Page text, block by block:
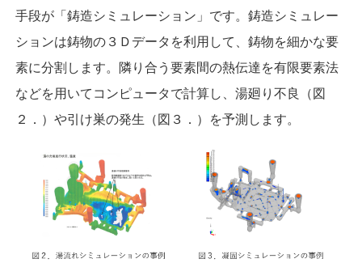
手段が「鋳造シミュレーション」です。鋳造シミュレー
ションは鋳物の３Ｄデータを利用して、鋳物を細かな要
素に分割します。隣り合う要素間の熱伝達を有限要素法
などを用いてコンピュータで計算し、湯廻り不良（図
２．）や引け巣の発生（図３．）を予測します。